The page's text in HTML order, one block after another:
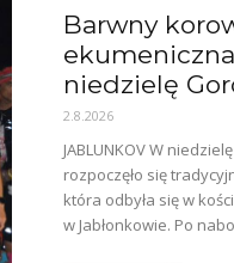
Barwny
niedzielę
2.8.2026
JABLUNKOV W
rozpoczęło się
która odbyła się w
w Jabłonkowie. Po